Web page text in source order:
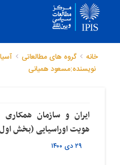
خانه گروه های مطالعاتی
نویسنده:مسعود همیانی
ایران و سازمان
هویت اوراسیایی (بخش
۲۹ دی ۱۴۰۰